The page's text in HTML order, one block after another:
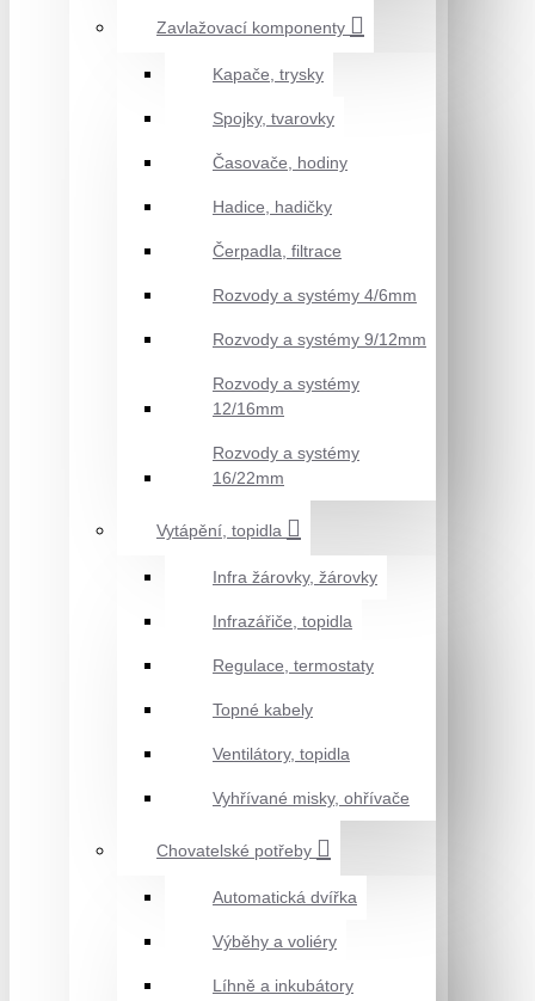
Zavlažovací komponenty
Kapače, trysky
Spojky, tvarovky
Časovače, hodiny
Hadice, hadičky
Čerpadla, filtrace
Rozvody a systémy 4/6mm
Rozvody a systémy 9/12mm
Rozvody a systémy
12/16mm
Rozvody a systémy
16/22mm
Vytápění, topidla
Infra žárovky, žárovky
Infrazářiče, topidla
Regulace, termostaty
Topné kabely
Ventilátory, topidla
Vyhřívané misky, ohřívače
Chovatelské potřeby
Automatická dvířka
Výběhy a voliéry
Líhně a inkubátory